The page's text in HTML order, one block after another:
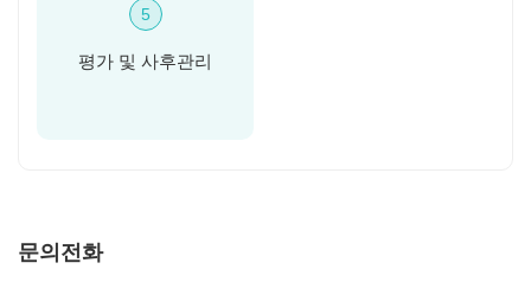
5
평가 및 사후관리
문의전화